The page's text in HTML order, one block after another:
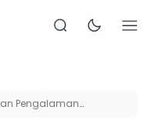
Pengalaman